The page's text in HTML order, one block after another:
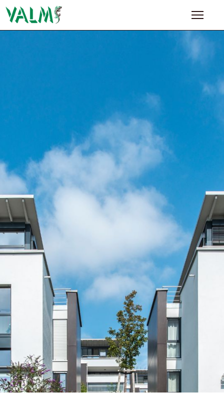
BLOG
KONTAKT